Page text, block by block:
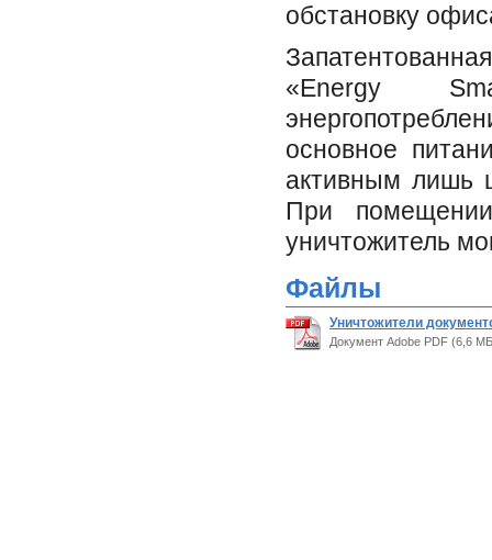
обстановку
«Energy
основное
активным лишь
При
уничтожитель
Файлы
Уничтожители
Документ Adobe PDF (6,6